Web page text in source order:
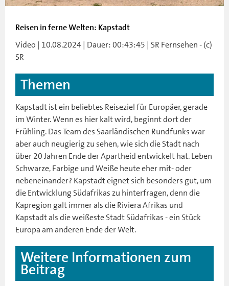
Reisen in ferne Welten: Kapstadt
Video | 10.08.2024 | Dauer: 00:43:45 | SR Fernsehen - (c)
SR
Themen
Kapstadt ist ein beliebtes Reiseziel für Europäer, gerade
im Winter. Wenn es hier kalt wird, beginnt dort der
Frühling. Das Team des Saarländischen Rundfunks war
aber auch neugierig zu sehen, wie sich die Stadt nach
über 20 Jahren Ende der Apartheid entwickelt hat. Leben
Schwarze, Farbige und Weiße heute eher mit- oder
nebeneinander? Kapstadt eignet sich besonders gut, um
die Entwicklung Südafrikas zu hinterfragen, denn die
Kapregion galt immer als die Riviera Afrikas und
Kapstadt als die weißeste Stadt Südafrikas - ein Stück
Europa am anderen Ende der Welt.
Weitere Informationen zum
Beitrag